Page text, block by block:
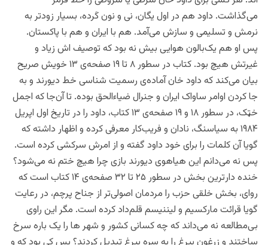
می‌گذاشت. داود هم در اول یگان، نی و نون کَرده، بسیار زودتر به
نرمش و تسلیمی و سازش می‌آمد. هم با ایران و هم با پاکستان.
پس او هم یک‌بالون هوایی بیش نه بود که توصیف اش زیاد و
غیرتش هیچ بود. کتاب در سطور ۸ تا ۱۹ صفحه‌ی ۱۳ خویش صریح
بیان ‌می‌کند که داود خان آماده‌ی رسمیت شناسی خط دیورند و به
جا کردن اوامر ساواک ایران و جنرال ضیاءالحق بوده.‌ تا آن‌جا که اجمل
خټک، در سطور ۱۸ و ۱۹ صفحه‌ی ۱۳ کتاب، داود را در تاریخ اول اپریل
۱۹۸۴ به سیاسنگ، نادان و فریب‌کار معرفی کرده و اظهار داشته که
گویا آن کلمات را برای خود داود گفته و از امرش سرکشی کرده است.
پس نه می‌دانم این هیاهوی دیورند بازی چرا هیچ ختم نه می‌شود؟
خنده دار‌ترین بخش در سطور ۲۵ تا ۳۲ صفحه‌ی ۱۴ کتاب است که
روای،‌ بخش خلقی حزب را مردمان اصولی‌تر از جناح پرچم، در رعایت
گویا قرائت مارکسیم و لیننیسم قلم‌داد کرده است. مگر این راوی
بی‌مطالعه نه می‌داند که چه کسانی کشور و شهر ها را یک باره سرخ